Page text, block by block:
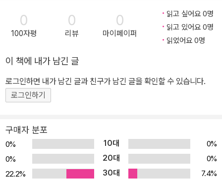
0
100자평
0
리뷰
0
마이페이퍼
읽고 싶어요 0명
읽고 있어요 0명
읽었어요 0명
이 책에 내가 남긴 글
로그인하면 내가 남긴 글과 친구가 남긴 글을 확인할 수 있습니다.
로그인하기
구매자 분포
0% 10대
0%
0%
20대
0%
22.2%
30대
7.4%